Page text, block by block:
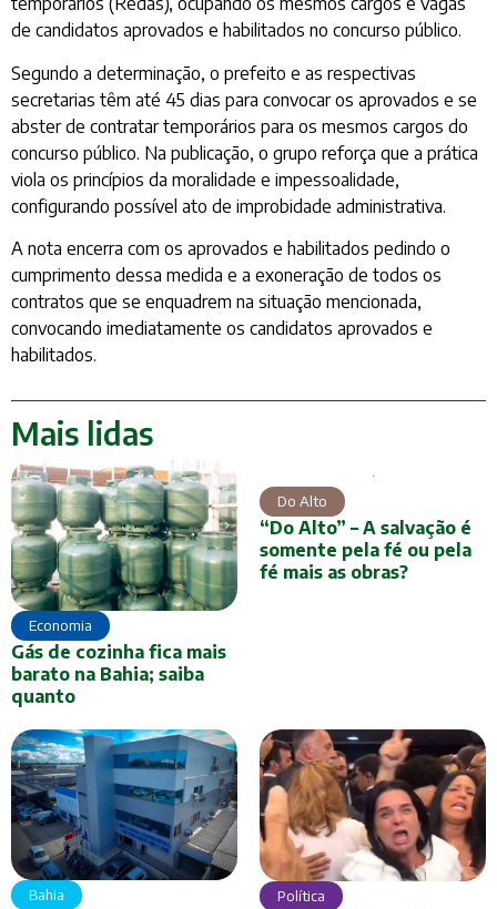
de candidatos aprovados e habilitados no concurso público.
Segundo a determinação, o prefeito e as respectivas
secretarias têm até 45 dias para convocar os aprovados e se
abster de contratar temporários para os mesmos cargos do
concurso público. Na publicação, o grupo reforça que a prática
viola os princípios da moralidade e impessoalidade,
configurando possível ato de improbidade administrativa.
A nota encerra com os aprovados e habilitados pedindo o
cumprimento dessa medida e a exoneração de todos os
contratos que se enquadrem na situação mencionada,
convocando imediatamente os candidatos aprovados e
habilitados.
Mais lidas
Economia
Gás de cozinha fica mais
barato na Bahia; saiba
quanto
Do Alto
“Do Alto” – A salvação é
somente pela fé ou pela
fé mais as obras?
Bahia Política